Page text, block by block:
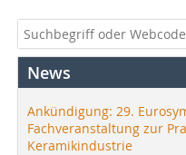
News
Ankündigung: 29.
Fachveranstaltung zur
Keramikindustrie